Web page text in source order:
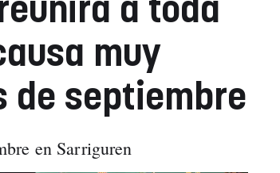
a toda
muy
de septiembre
en Sarriguren